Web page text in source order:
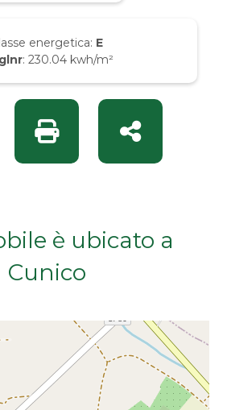
energetica: E
: 230.04 kwh/m²
Rif. INT 14815
Stampa: Rif. INT 14815
Condividi
è ubicato a
Cunico
200.000
€ 400.000
800.000
€ 2.000.000
€ 5.000.000